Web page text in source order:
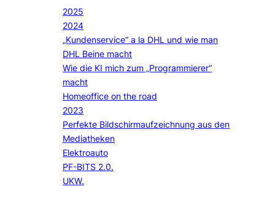
2025
2024
„Kundenservice“ a la DHL und wie man
DHL Beine macht
Wie die KI mich zum „Programmierer“
macht
Homeoffice on the road
2023
Perfekte Bildschirmaufzeichnung aus den
Mediatheken
Elektroauto
PF-BITS 2.0.
UKW.